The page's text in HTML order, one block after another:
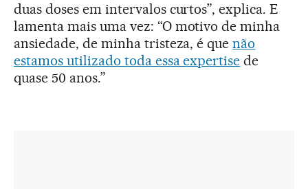
duas doses em intervalos curtos”, explica. E
lamenta mais uma vez: “O motivo de minha
ansiedade, de minha tristeza, é quenão
estamos utilizado toda essa expertise de
quase 50 anos.”